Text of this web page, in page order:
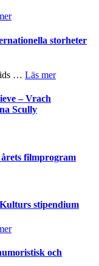
om
Håkan
Huskvarna
Folkets
–
en
storheter
… Läs merom
– Vrach
Scully
filmprogram
Out
stipendium
om
Shahab
och